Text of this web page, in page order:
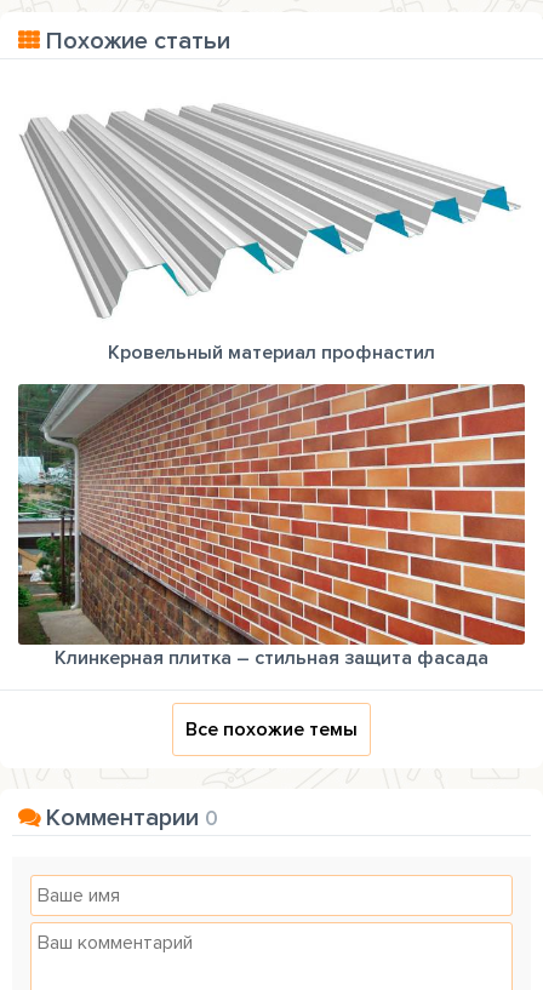
Похожие статьи
Кровельный материал профнастил
Клинкерная плитка – стильная защита фасада
Все похожие темы
Комментарии 0